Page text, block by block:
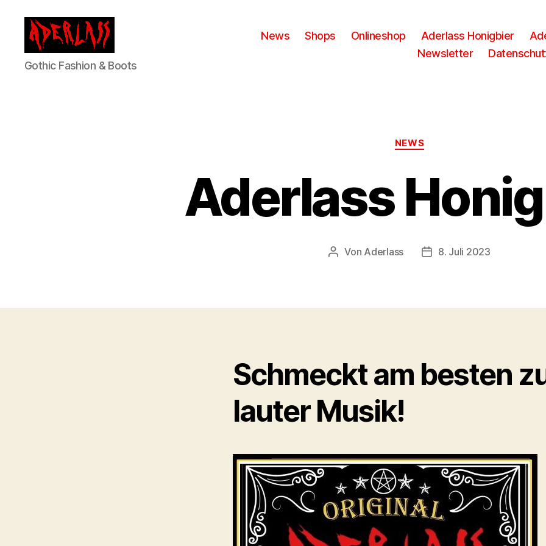
ADERLASS
Gothic Fashion & Boots
News Shops Onlineshop Aderlass Honigbier
Newsletter
Kategorien
NEWS
Aderlass
Beitragsautor
Von Aderlass Beitragsdatum
8. Juli 2023
Schmeckt am besten
lauter Musik!